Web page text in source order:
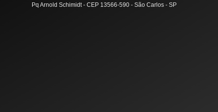
Pq Arnold Schimidt - CEP 13566-590 - São Carlos - SP